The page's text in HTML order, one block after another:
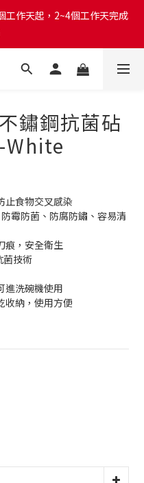
工作天起，2~4個工作天完成
工作天起，2~4個工作天完成
免運費
工作天起，2~4個工作天完成
鏽鋼抗菌砧
White
止食物交叉感染
霉防菌、防腐防鏽、容易清
痕，安全衛生
技術
進洗碗機使用
收納，使用方便